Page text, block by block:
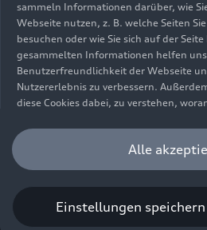
Die Angaben zu Kraftstoffverbrauch,
Emissionen und elektrischer
gesetzlich vorgeschriebenen
Harmonized Light Vehicles Test
Verordnung (EG) 715/2007 ermittelt.
Zubehör (Anbauteile, Reifenformat
Aerodynamik verändern und neben
Verkehrsbedingungen sowie dem
Sie unter www.audi.de/wltp.
sammeln Informationen darüber, wie
Webseite nutzen, z. B. welche Seiten
besuchen oder wie Sie sich auf der
gesammelten Informationen helfen
Benutzerfreundlichkeit der Webseite
Nutzererlebnis zu verbessern.
diese Cookies dabei, zu verstehen,
unser Angebot optimieren können. Bitte
dass Sie Ihre Einwilligung bezüglich der
Performance Cookies jederzeit
Cookie Information.
Alle
Einstellungen